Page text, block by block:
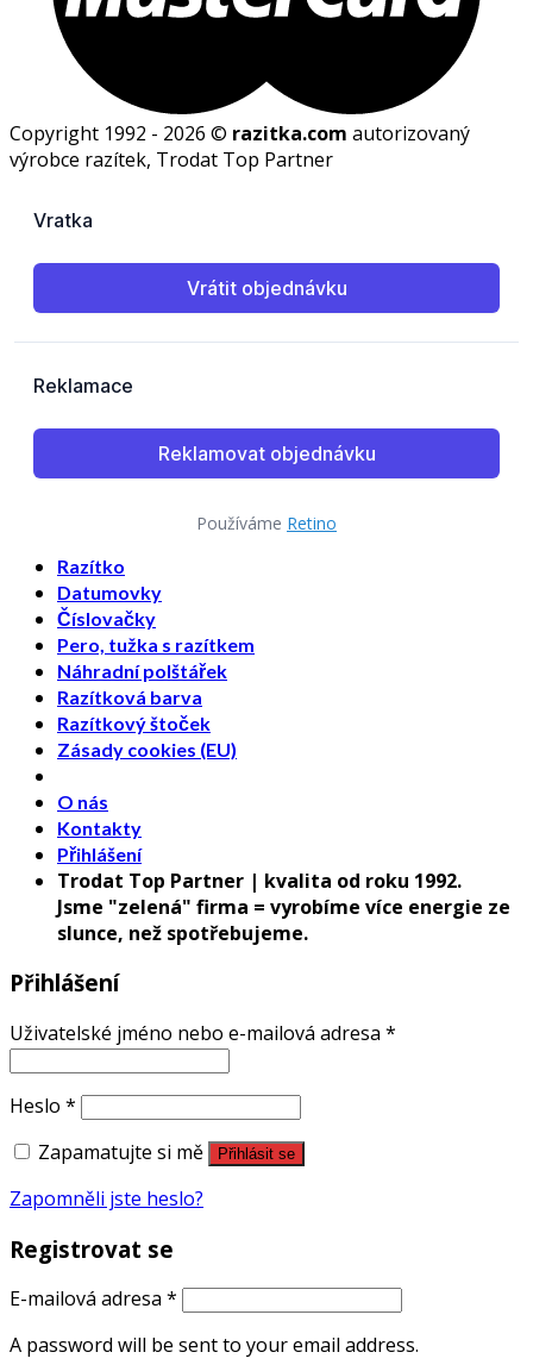
Copyright 1992 - 2026 © razitka.com autorizovaný
výrobce razítek, Trodat Top Partner
Používáme Retino
Razítko
Datumovky
Číslovačky
Pero, tužka s razítkem
Náhradní polštářek
Razítková barva
Razítkový štoček
Zásady cookies (EU)
O nás
Kontakty
Přihlášení
Trodat Top Partner | kvalita od roku 1992.
Jsme "zelená" firma = vyrobíme více energie ze
slunce, než spotřebujeme.
Přihlášení
Uživatelské jméno nebo e-mailová adresa *
Heslo *
Zapamatujte si mě
Přihlásit se
Zapomněli jste heslo?
Registrovat se
E-mailová adresa *
A password will be sent to your email address.